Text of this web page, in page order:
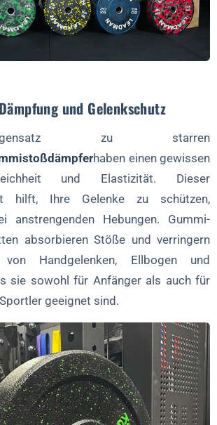
und Gelenkschutz
zu starren
haben einen gewissen
und Elastizität. Dieser
hilft, Ihre Gelenke zu schützen,
anstrengenden Hebungen. Gummi-
absorbieren Stöße und verringern
Handgelenken, Ellbogen und
sie sowohl für Anfänger als auch für
geeignet sind.